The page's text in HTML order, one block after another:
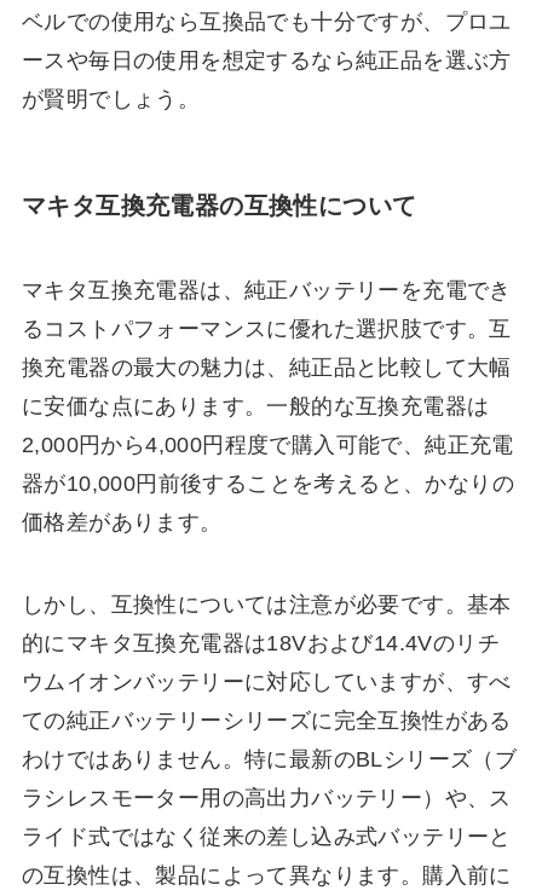
ベルでの使用なら互換品でも十分ですが、プロユ
ースや毎日の使用を想定するなら純正品を選ぶ方
が賢明でしょう。
マキタ互換充電器の互換性について
マキタ互換充電器は、純正バッテリーを充電でき
るコストパフォーマンスに優れた選択肢です。互
換充電器の最大の魅力は、純正品と比較して大幅
に安価な点にあります。一般的な互換充電器は
2,000円から4,000円程度で購入可能で、純正充電
器が10,000円前後することを考えると、かなりの
価格差があります。
しかし、互換性については注意が必要です。基本
的にマキタ互換充電器は18Vおよび14.4Vのリチ
ウムイオンバッテリーに対応していますが、すべ
ての純正バッテリーシリーズに完全互換性がある
わけではありません。特に最新のBLシリーズ（ブ
ラシレスモーター用の高出力バッテリー）や、ス
ライド式ではなく従来の差し込み式バッテリーと
の互換性は、製品によって異なります。購入前に